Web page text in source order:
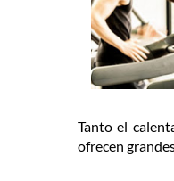
Tanto el
ofrecen